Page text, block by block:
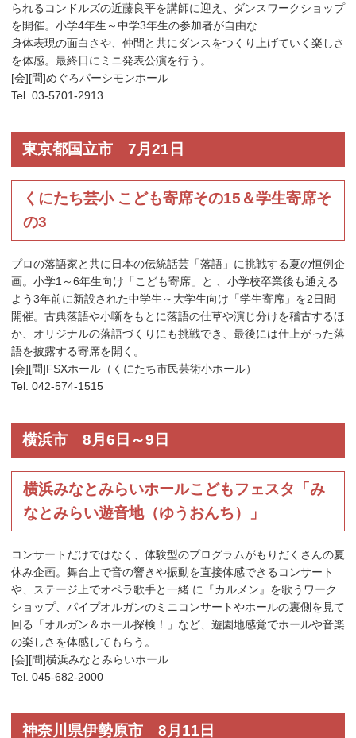
られるコンドルズの近藤良平を講師に迎え、ダンスワークショップ
を開催。小学4年生～中学3年生の参加者が自由な
身体表現の面白さや、仲間と共にダンスをつくり上げていく楽しさ
を体感。最終日にミニ発表公演を行う。
[会][問]めぐろパーシモンホール
Tel. 03-5701-2913
東京都国立市 7月21日
くにたち芸小 こども寄席その15＆学生寄席そ
の3
プロの落語家と共に日本の伝統話芸「落語」に挑戦する夏の恒例企
画。小学1～6年生向け「こども寄席」と 、小学校卒業後も通える
よう3年前に新設された中学生～大学生向け「学生寄席」を2日間
開催。古典落語や小噺をもとに落語の仕草や演じ分けを稽古するほ
か、オリジナルの落語づくりにも挑戦でき、最後には仕上がった落
語を披露する寄席を開く。
[会][問]FSXホール（くにたち市民芸術小ホール）
Tel. 042-574-1515
横浜市 8月6日～9日
横浜みなとみらいホールこどもフェスタ「み
なとみらい遊音地（ゆうおんち）」
コンサートだけではなく、体験型のプログラムがもりだくさんの夏
休み企画。舞台上で音の響きや振動を直接体感できるコンサート
や、ステージ上でオペラ歌手と一緒 に『カルメン』を歌うワーク
ショップ、パイプオルガンのミニコンサートやホールの裏側を見て
回る「オルガン＆ホール探検！」など、遊園地感覚でホールや音楽
の楽しさを体感してもらう。
[会][問]横浜みなとみらいホール
Tel. 045-682-2000
神奈川県伊勢原市 8月11日